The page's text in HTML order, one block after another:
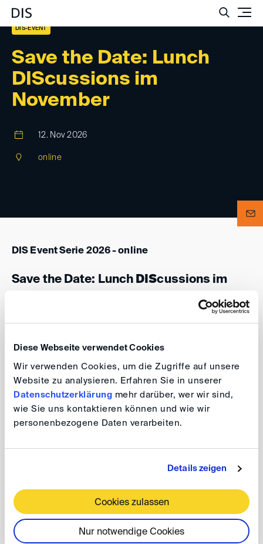
Diese Webseite verwendet Cookies
Wir verwenden Cookies, um die Zugriffe auf unsere
Website zu analysieren. Erfahren Sie in unserer
Datenschutzerklärung mehr darüber, wer wir sind,
wie Sie uns kontaktieren können und wie wir
personenbezogene Daten verarbeiten.
Details zeigen
Cookies zulassen
Nur notwendige Cookies
Save the Date: Lunch
DIScussions im
November
DIS-EVENT
12. Nov 2026
online
DIS Event Serie 2026 - online
Save the Date: Lunch DIScussions im
Die Lunch DIScussions findet als Videokonferenz
statt.
Weitere Informationen folgen.
events(at)disarb.org.
Sie sind herzlich eingeladen, LunchDIScussions zu
gestalten. Bitte wenden Sie sich mit Ihren Vorschlägen